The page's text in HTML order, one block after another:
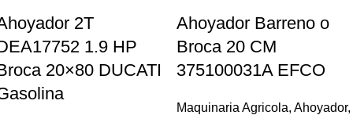
2T
1.9 HP
20×80 DUCATI
Ahoyador Barreno o
Broca 20 CM
375100031A EFCO
Maquinaria Agricola, Ahoyador,